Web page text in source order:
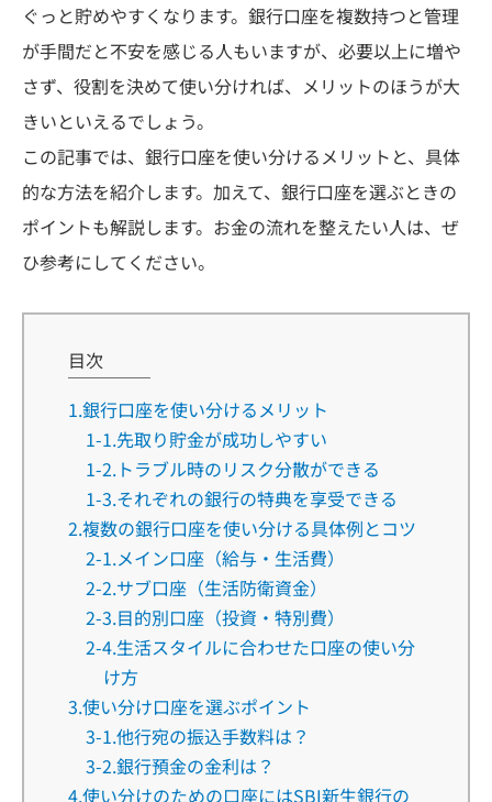
ぐっと貯めやすくなります。銀行口座を複数持つと管理
が手間だと不安を感じる人もいますが、必要以上に増や
さず、役割を決めて使い分ければ、メリットのほうが大
きいといえるでしょう。
この記事では、銀行口座を使い分けるメリットと、具体
的な方法を紹介します。加えて、銀行口座を選ぶときの
ポイントも解説します。お金の流れを整えたい人は、ぜ
ひ参考にしてください。
目次
1.銀行口座を使い分けるメリット
1-1.先取り貯金が成功しやすい
1-2.トラブル時のリスク分散ができる
1-3.それぞれの銀行の特典を享受できる
2.複数の銀行口座を使い分ける具体例とコツ
2-1.メイン口座（給与・生活費）
2-2.サブ口座（生活防衛資金）
2-3.目的別口座（投資・特別費）
2-4.生活スタイルに合わせた口座の使い分
け方
3.使い分け口座を選ぶポイント
3-1.他行宛の振込手数料は？
3-2.銀行預金の金利は？
4.使い分けのための口座にはSBI新生銀行の